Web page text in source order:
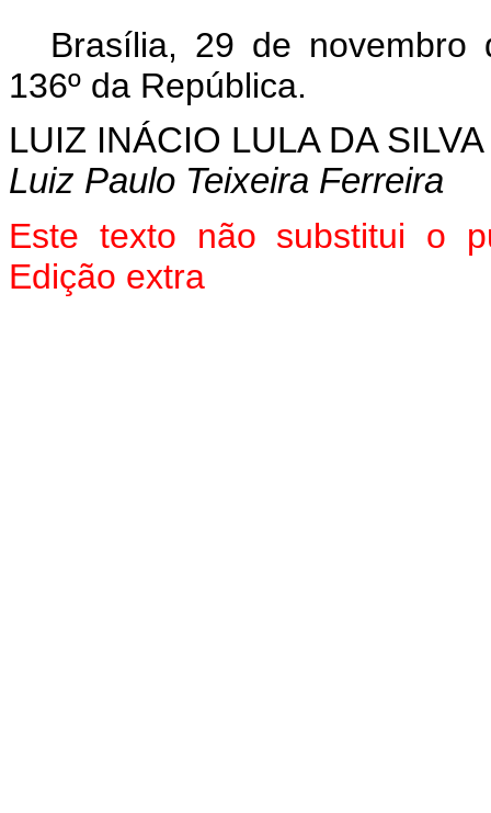
Brasília, 29 de novembro
136º da República.
LUIZ INÁCIO LULA DA SILVA
Luiz Paulo Teixeira Ferreira
Este texto não substitui o
Edição extra